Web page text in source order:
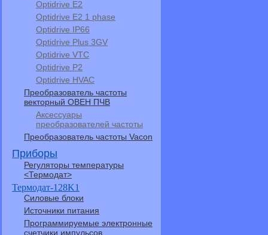
Optidrive E2
Optidrive E2 1 phase
Optidrive IP66
Optidrive Plus 3GV
Optidrive VTC
Optidrive P2
Optidrive HVAC
Преобразователь частоты
векторный ОВЕН ПЧВ
Аксессуары
преобразователей частоты
Преобразователь частоты Vacon
Приборы
Регуляторы температуры
<Термодат>
Термодат-128K1
Силовые блоки
Источники питания
Программируемые электронные
счетчики импульсов